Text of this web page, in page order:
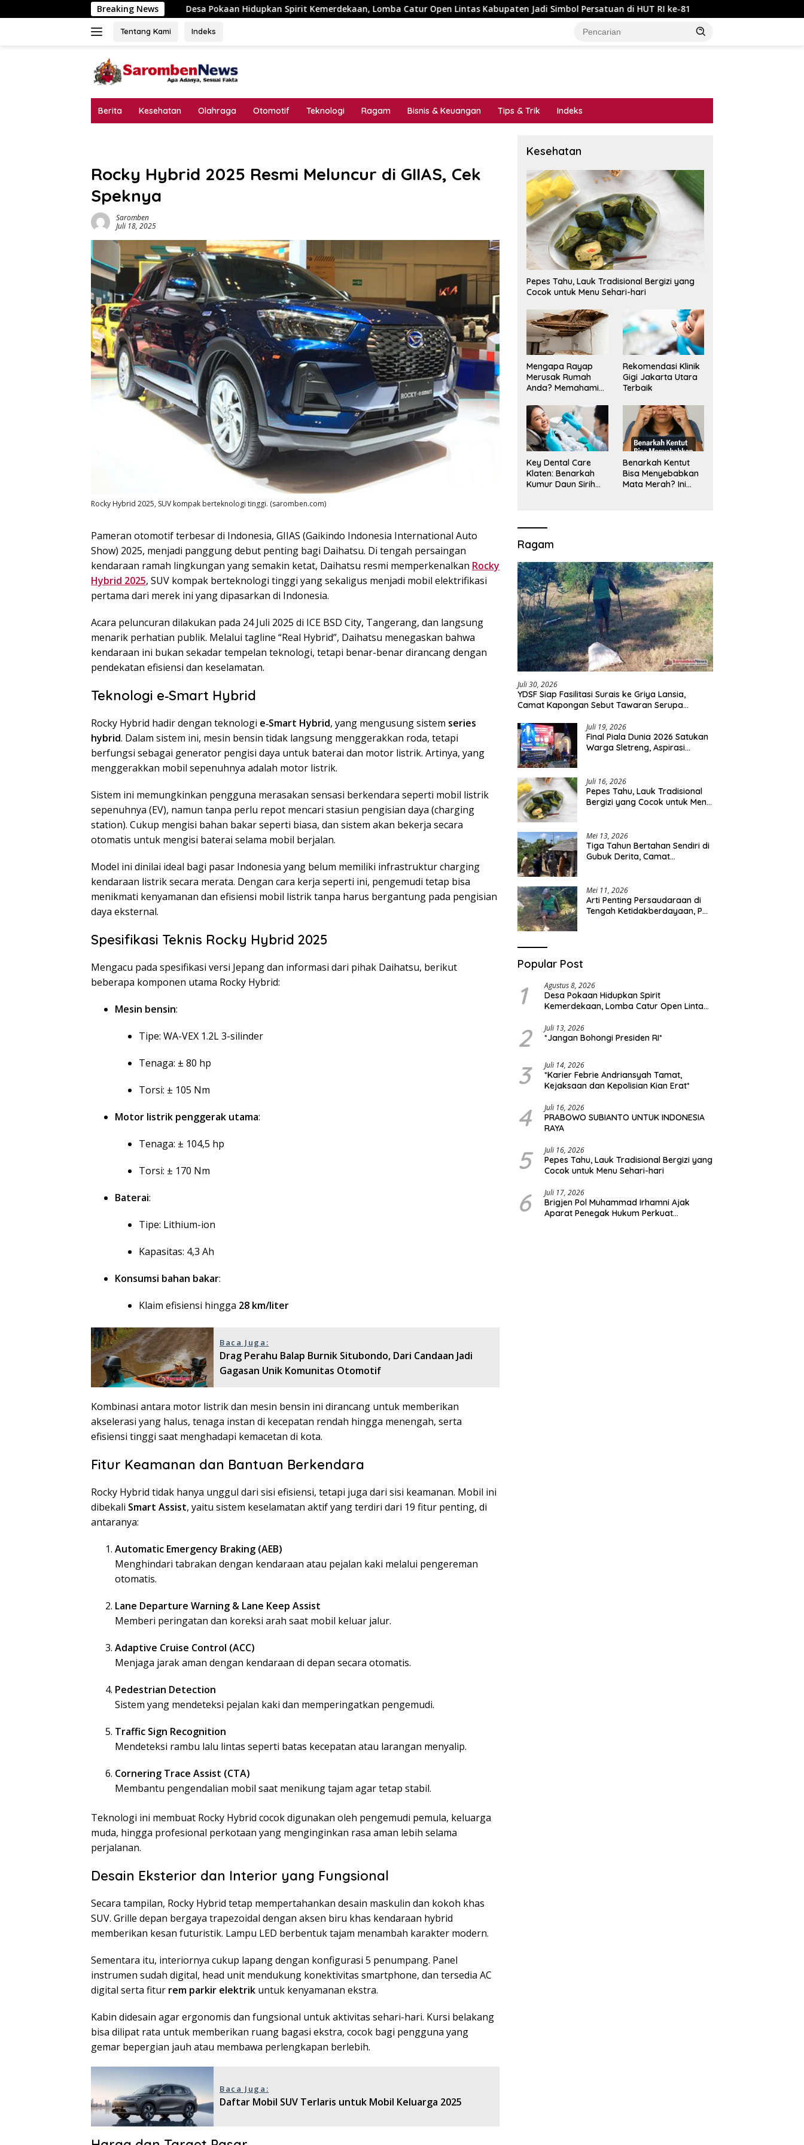
ke
Breaking News
Desa Pokaan Hidupkan Spirit Kemerdekaan, Lomba Catur Open Lintas Kabupaten Jadi Simbol Persatuan di HUT RI ke-81 Skandal Tata Kelola P3-TGAI Dawuan
Tentang Kami Indeks
Berita Kesehatan Olahraga Otomotif Teknologi Ragam Bisnis & Keuangan Tips & Trik Indeks
Rocky Hybrid 2025 Resmi Meluncur di GIIAS, Cek
Speknya
Saromben
Juli 18, 2025
Rocky Hybrid 2025, SUV kompak berteknologi tinggi. (saromben.com)
Pameran otomotif terbesar di Indonesia, GIIAS (Gaikindo Indonesia International Auto
Show) 2025, menjadi panggung debut penting bagi Daihatsu. Di tengah persaingan
kendaraan ramah lingkungan yang semakin ketat, Daihatsu resmi memperkenalkan Rocky
Hybrid 2025, SUV kompak berteknologi tinggi yang sekaligus menjadi mobil elektrifikasi
pertama dari merek ini yang dipasarkan di Indonesia.
Acara peluncuran dilakukan pada 24 Juli 2025 di ICE BSD City, Tangerang, dan langsung
menarik perhatian publik. Melalui tagline “Real Hybrid”, Daihatsu menegaskan bahwa
kendaraan ini bukan sekadar tempelan teknologi, tetapi benar-benar dirancang dengan
pendekatan efisiensi dan keselamatan.
Teknologi e‑Smart Hybrid
Rocky Hybrid hadir dengan teknologi e‑Smart Hybrid, yang mengusung sistem series
hybrid. Dalam sistem ini, mesin bensin tidak langsung menggerakkan roda, tetapi
berfungsi sebagai generator pengisi daya untuk baterai dan motor listrik. Artinya, yang
menggerakkan mobil sepenuhnya adalah motor listrik.
Sistem ini memungkinkan pengguna merasakan sensasi berkendara seperti mobil listrik
sepenuhnya (EV), namun tanpa perlu repot mencari stasiun pengisian daya (charging
station). Cukup mengisi bahan bakar seperti biasa, dan sistem akan bekerja secara
otomatis untuk mengisi baterai selama mobil berjalan.
Model ini dinilai ideal bagi pasar Indonesia yang belum memiliki infrastruktur charging
kendaraan listrik secara merata. Dengan cara kerja seperti ini, pengemudi tetap bisa
menikmati kenyamanan dan efisiensi mobil listrik tanpa harus bergantung pada pengisian
daya eksternal.
Spesifikasi Teknis Rocky Hybrid 2025
Mengacu pada spesifikasi versi Jepang dan informasi dari pihak Daihatsu, berikut
beberapa komponen utama Rocky Hybrid:
Mesin bensin:
Tipe: WA-VEX 1.2L 3-silinder
Tenaga: ± 80 hp
Torsi: ± 105 Nm
Motor listrik penggerak utama:
Tenaga: ± 104,5 hp
Torsi: ± 170 Nm
Baterai:
Tipe: Lithium-ion
Kapasitas: 4,3 Ah
Konsumsi bahan bakar:
Klaim efisiensi hingga 28 km/liter
Baca Juga:
Drag Perahu Balap Burnik Situbondo, Dari Candaan Jadi
Gagasan Unik Komunitas Otomotif
Kombinasi antara motor listrik dan mesin bensin ini dirancang untuk memberikan
akselerasi yang halus, tenaga instan di kecepatan rendah hingga menengah, serta
efisiensi tinggi saat menghadapi kemacetan di kota.
Fitur Keamanan dan Bantuan Berkendara
Rocky Hybrid tidak hanya unggul dari sisi efisiensi, tetapi juga dari sisi keamanan. Mobil ini
dibekali Smart Assist, yaitu sistem keselamatan aktif yang terdiri dari 19 fitur penting, di
antaranya:
Automatic Emergency Braking (AEB)
Menghindari tabrakan dengan kendaraan atau pejalan kaki melalui pengereman
otomatis.
Lane Departure Warning & Lane Keep Assist
Memberi peringatan dan koreksi arah saat mobil keluar jalur.
Adaptive Cruise Control (ACC)
Menjaga jarak aman dengan kendaraan di depan secara otomatis.
Pedestrian Detection
Sistem yang mendeteksi pejalan kaki dan memperingatkan pengemudi.
Traffic Sign Recognition
Mendeteksi rambu lalu lintas seperti batas kecepatan atau larangan menyalip.
Cornering Trace Assist (CTA)
Membantu pengendalian mobil saat menikung tajam agar tetap stabil.
Teknologi ini membuat Rocky Hybrid cocok digunakan oleh pengemudi pemula, keluarga
muda, hingga profesional perkotaan yang menginginkan rasa aman lebih selama
perjalanan.
Desain Eksterior dan Interior yang Fungsional
Secara tampilan, Rocky Hybrid tetap mempertahankan desain maskulin dan kokoh khas
SUV. Grille depan bergaya trapezoidal dengan aksen biru khas kendaraan hybrid
memberikan kesan futuristik. Lampu LED berbentuk tajam menambah karakter modern.
Sementara itu, interiornya cukup lapang dengan konfigurasi 5 penumpang. Panel
instrumen sudah digital, head unit mendukung konektivitas smartphone, dan tersedia AC
digital serta fitur rem parkir elektrik untuk kenyamanan ekstra.
Kabin didesain agar ergonomis dan fungsional untuk aktivitas sehari-hari. Kursi belakang
bisa dilipat rata untuk memberikan ruang bagasi ekstra, cocok bagi pengguna yang
gemar bepergian jauh atau membawa perlengkapan berlebih.
Baca Juga:
Daftar Mobil SUV Terlaris untuk Mobil Keluarga 2025
Kesehatan
Pepes Tahu, Lauk Tradisional Bergizi yang
Cocok untuk Menu Sehari-hari
Mengapa Rayap
Merusak Rumah
Anda? Memahami
Killer”
Rekomendasi Klinik
Gigi Jakarta Utara
Terbaik
Key Dental Care
Klaten: Benarkah
Kumur Daun Sirih
Klaten
Benarkah Kentut
Bisa Menyebabkan
Mata Merah? Ini
Ragam
Juli 30, 2026
YDSF Siap Fasilitasi Surais ke Griya Lansia,
Camat Kapongan Sebut Tawaran Serupa
Juli 19, 2026
Final Piala Dunia 2026 Satukan
Warga Sletreng, Aspirasi
Juli 16, 2026
Pepes Tahu, Lauk Tradisional
Bergizi yang Cocok untuk Menu
Mei 13, 2026
Tiga Tahun Bertahan Sendiri di
Gubuk Derita, Camat
Mei 11, 2026
Arti Penting Persaudaraan di
Tengah Ketidakberdayaan, Pak
Popular Post
1 Agustus 8, 2026
Desa Pokaan Hidupkan Spirit
Kemerdekaan, Lomba Catur Open Lintas
RI ke-81
2 Juli 13, 2026
*Jangan Bohongi Presiden RI*
3 Juli 14, 2026
*Karier Febrie Andriansyah Tamat,
Kejaksaan dan Kepolisian Kian Erat*
4 Juli 16, 2026
PRABOWO SUBIANTO UNTUK INDONESIA
RAYA
5 Juli 16, 2026
Pepes Tahu, Lauk Tradisional Bergizi yang
Cocok untuk Menu Sehari-hari
6 Juli 17, 2026
Brigjen Pol Muhammad Irhamni Ajak
Aparat Penegak Hukum Perkuat